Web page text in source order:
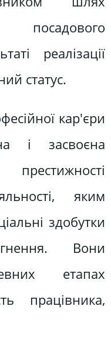
реалізації
статус.
кар'єри
і засвоєна
яким
здобутки
Вони
етапах
працівника,